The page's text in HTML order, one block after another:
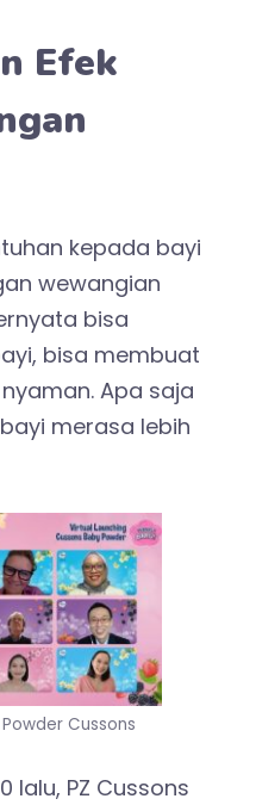
Efek
kepada bayi
wewangian
bisa
bisa membuat
Apa saja
merasa lebih
Cussons
lalu, PZ Cussons